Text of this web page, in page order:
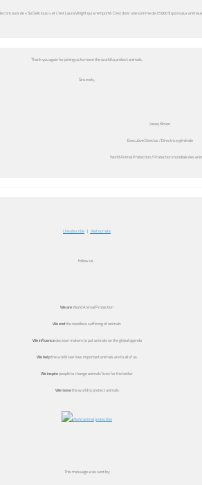
concours de « So Delicious », et c’est Laura Wright qui a remporté. C’est donc une somme de 25 000 $ qui ira aux
Thank you again for joining us to move the world to protect animals.
Sincerely,
Josey Kitson
Executive Director / Directrice générale
World Animal Protection / Protection mondiale des
Unsubscribe | Visit our site
follow us
WeareWorld Animal Protection
We endthe needless suffering of animals
We influencedecision makers to put animals on the global agenda
We helpthe world see how important animals are to all of us
We inspirepeople to change animals’ lives for the better
We movethe world to protect animals
This message was sent by: